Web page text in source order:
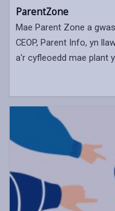
ParentZone
Mae Parent Zone a
CEOP, Parent Info, yn
a'r cyfleoedd mae plant